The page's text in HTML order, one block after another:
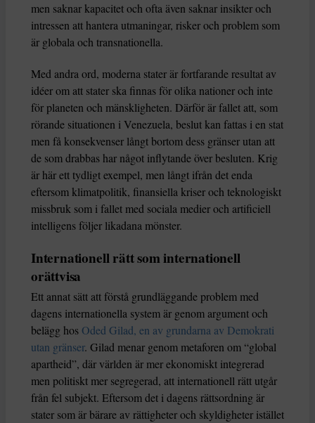
men saknar kapacitet och ofta även saknar insikter och
intressen att hantera utmaningar, risker och problem som
är globala och transnationella.
Med andra ord, moderna stater är fortfarande resultat av
idéer om att stater ska finnas för olika nationer och inte
för planeten och mänskligheten. Därför är fallet att, som
rörande situationen i Venezuela, beslut kan fattas i en stat
men få konsekvenser långt bortom dess gränser utan att
de som drabbas har något inflytande över besluten. Krig
är här ett tydligt exempel, men långt ifrån det enda
eftersom klimatpolitik, finansiella kriser och teknologiskt
missbruk som i fallet med sociala medier och artificiell
intelligens följer likadana mönster.
Internationell rätt som internationell
orättvisa
Ett annat sätt att förstå grundläggande problem med
dagens internationella system är genom argument och
belägg hosOded Gilad, en av grundarna av Demokrati
utan gränser. Gilad menar genom metaforen om “global
apartheid”, där världen är mer ekonomiskt integrerad
men politiskt mer segregerad, att internationell rätt utgår
från fel subjekt. Eftersom det i dagens rättsordning är
stater som är bärare av rättigheter och skyldigheter istället